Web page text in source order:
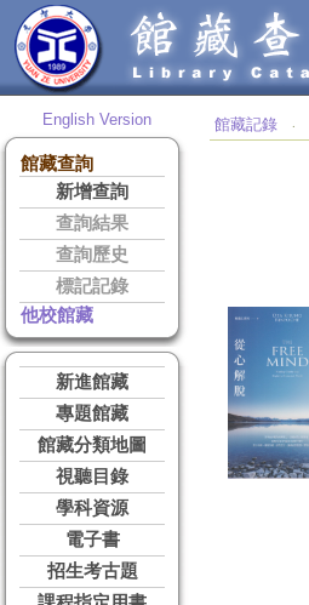
English Version
館藏查詢
新增查詢
查詢結果
查詢歷史
標記記錄
他校館藏
新進館藏
專題館藏
館藏分類地圖
視聽目錄
學科資源
電子書
招生考古題
館藏記錄 ‧